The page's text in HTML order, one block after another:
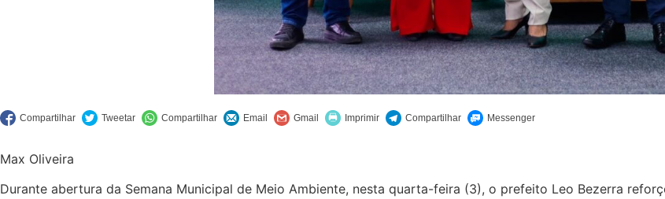
Max Oliveira
Durante abertura da Semana Municipal de Meio Ambiente, nesta quarta-feira (3), o prefeito Leo Bezerra